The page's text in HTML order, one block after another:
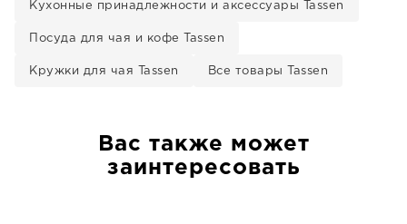
Кухонные принадлежности и аксессуары Tassen
Посуда для чая и кофе Tassen
Кружки для чая Tassen Все товары Tassen
Вас также может
заинтересовать